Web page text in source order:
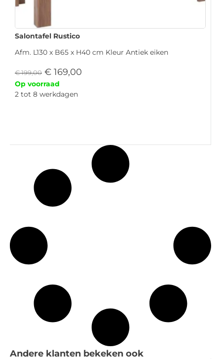
Salontafel Rustico
Afm. L130 x B65 x H40 cm Kleur Antiek eiken
€199,00 € 169,00
Op voorraad
2 tot 8 werkdagen
Andere klanten bekeken ook